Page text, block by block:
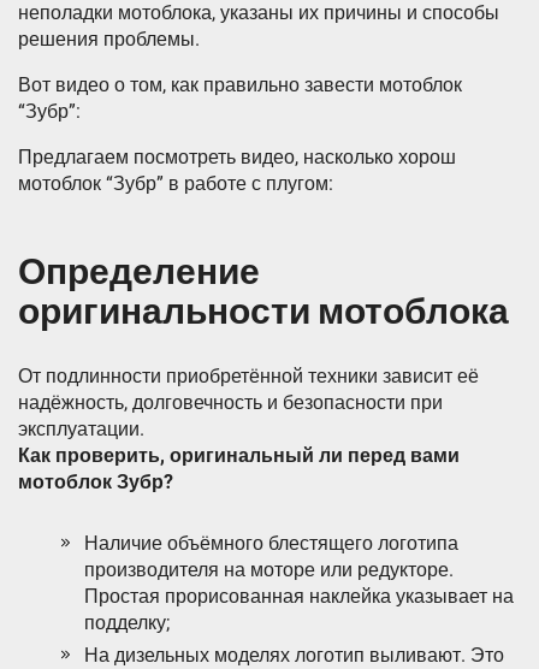
неполадки мотоблока, указаны их причины и способы
решения проблемы.
Вот видео о том, как правильно завести мотоблок
“Зубр”:
Предлагаем посмотреть видео, насколько хорош
мотоблок “Зубр” в работе с плугом:
Определение
оригинальности мотоблока
От подлинности приобретённой техники зависит её
надёжность, долговечность и безопасности при
эксплуатации.
Как проверить, оригинальный ли перед вами
мотоблок Зубр?
Наличие объёмного блестящего логотипа
производителя на моторе или редукторе.
Простая прорисованная наклейка указывает на
подделку;
На дизельных моделях логотип выливают. Это